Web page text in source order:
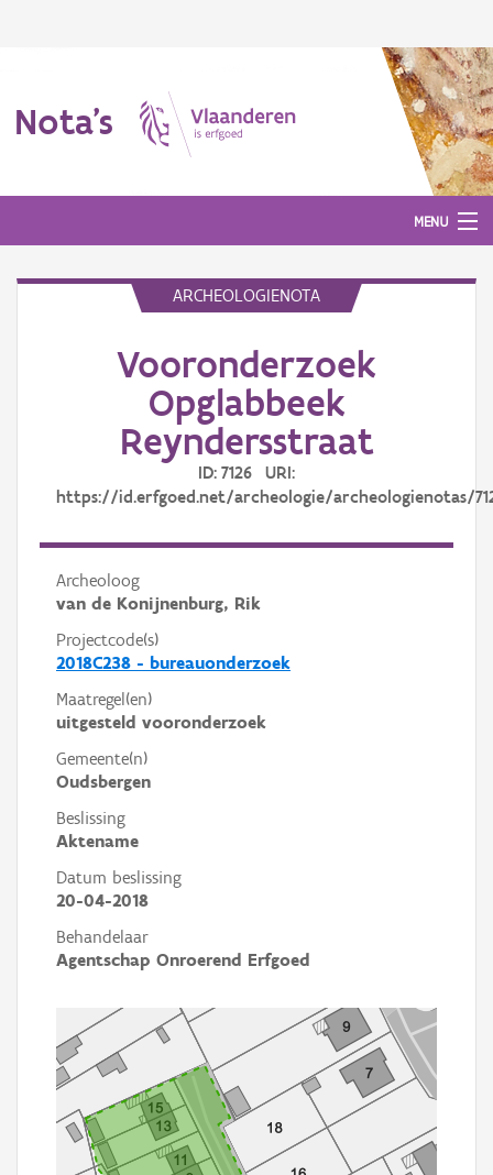
Nota's
MENU
ARCHEOLOGIENOTA
Vooronderzoek
Opglabbeek
Reyndersstraat
ID: 7126 URI:
https://id.erfgoed.net/archeologie/archeologienotas/
Archeoloog
van de Konijnenburg, Rik
Projectcode(s)
2018C238 - bureauonderzoek
Maatregel(en)
uitgesteld vooronderzoek
Gemeente(n)
Oudsbergen
Beslissing
Aktename
Datum beslissing
20-04-2018
Behandelaar
Agentschap Onroerend Erfgoed